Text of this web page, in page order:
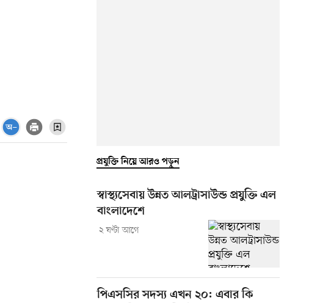
প্রযুক্তি নিয়ে আরও পড়ুন
স্বাস্থ্যসেবায় উন্নত আলট্রাসাউন্ড প্রযুক্তি এল
বাংলাদেশে
২ ঘণ্টা আগে
পিএসসির সদস্য এখন ২০: এবার কি